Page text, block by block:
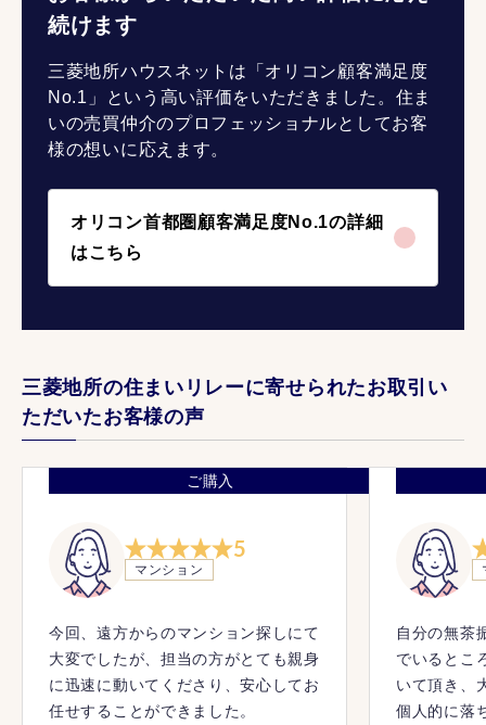
続けます
三菱地所ハウスネットは「オリコン顧客満足度
No.1」という高い評価をいただきました。住ま
いの売買仲介のプロフェッショナルとしてお客
様の想いに応えます。
オリコン首都圏顧客満足度No.1の詳細
はこちら
三菱地所の住まいリレーに寄せられたお取引い
ただいたお客様の声
ご購入
5
マンション
今回、遠方からのマンション探しにて
大変でしたが、担当の方がとても親身
に迅速に動いてくださり、安心してお
任せすることができました。
自分の無茶
でいるとこ
いて頂き、
個人的に落